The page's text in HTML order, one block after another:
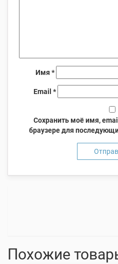
Имя *
Email *
Сохранить моё имя,
браузере для
Похожие